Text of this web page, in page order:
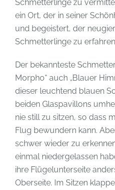
Schmetterlinge zu
ein Ort, der in seiner
und begeistert, der
Schmetterlinge zu
Der bekannteste
Morpho“ auch „Blauer
dieser leuchtend blauen
beiden Glaspavillons
nie still zu sitzen, so dass
Flug bewundern kann.
schwer wieder zu
einmal niedergelassen
ihre Flügelunterseite
Oberseite. Im Sitzen